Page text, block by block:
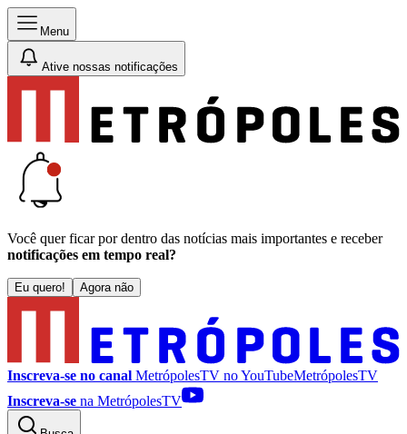
Menu
Ative nossas notificações
Você quer ficar por dentro das notícias mais importantes e receber
notificações em tempo real?
Eu quero! Agora não
Inscreva-se no canal MetrópolesTV noYouTubeMetrópolesTV
Inscreva-se na MetrópolesTV